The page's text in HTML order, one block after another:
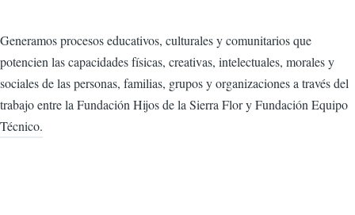
Generamos procesos educativos, culturales y comunitarios que
potencien las capacidades físicas, creativas, intelectuales, morales y
sociales de las personas, familias, grupos y organizaciones a través del
trabajo entre la Fundación Hijos de la Sierra Flor y Fundación Equipo
Técnico.